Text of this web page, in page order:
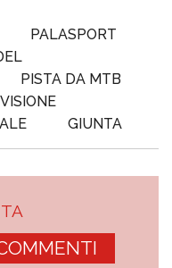
PALASPORT
PISTA DA MTB
GIUNTA